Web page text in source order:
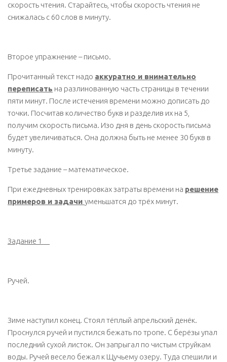
скорость чтения. Старайтесь, чтобы скорость чтения не
снижалась с 60 слов в минуту.
Второе упражнение – письмо.
Прочитанный текст надо аккуратно и внимательно
переписать на разлинованную часть страницы в течении
пяти минут. После истечения времени можно дописать до
точки. Посчитав количество букв и разделив их на 5,
получим скорость письма. Изо дня в день скорость письма
будет увеличиваться. Она должна быть не менее 30 букв в
минуту.
Третье задание – математическое.
При ежедневных тренировках затраты времени на решение
примеров и задачи уменьшатся до трёх минут.
Задание 1
Ручей.
Зиме наступил конец. Стоял тёплый апрельский денёк.
Проснулся ручей и пустился бежать по тропе. С берёзы упал
последний сухой листок. Он запрыгал по чистым струйкам
воды. Ручей весело бежал к Щучьему озеру. Туда спешили и